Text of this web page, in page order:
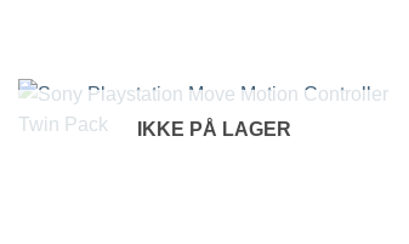
IKKE PÅ LAGER